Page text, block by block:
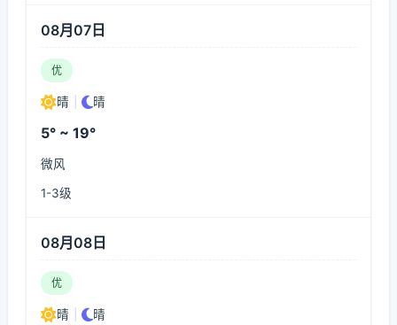
08月07日
优
晴 晴
5° ~ 19°
微风
1-3级
08月08日
优
晴 晴